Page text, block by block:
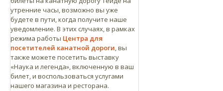
утренние часы, возможно вы уже
будете в пути, когда получите наше
уведомление. В этих случаях, в рамках
режима работы Центра для
посетителей канатной дороги, вы
также можете посетить выставку
«Наука и легенда», включенную в ваш
билет, и воспользоваться услугами
нашего магазина и ресторана.